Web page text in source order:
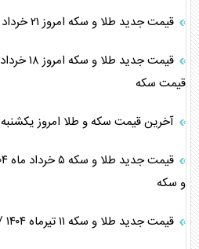
قیمت جدید طلا و سکه امروز ۲۱ خرداد ماه ۱۴۰۴ / سکه کاهشی شد
قیمت سکه
آخرین قیمت سکه و طلا امروز یکشنبه ۳ فروردین ۱۴۰۴
و سکه
قیمت جدید طلا و سکه ۱۱ تیرماه ۱۴۰۴ / سقوط قیمت طلا و سکه